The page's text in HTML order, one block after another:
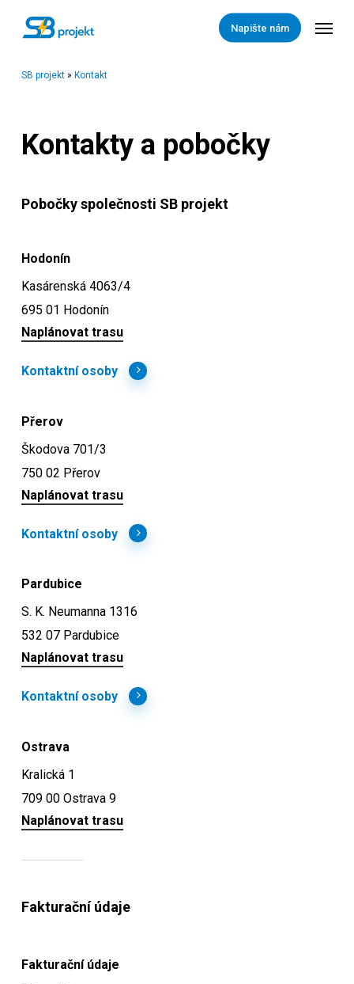
content
Napište nám
SB projekt » Kontakt
Kontakty a pobočky
Pobočky společnosti SB projekt
Hodonín
Kasárenská 4063/4
695 01 Hodonín
Naplánovat trasu
Kontaktní osoby
Přerov
Škodova 701/3
750 02 Přerov
Naplánovat trasu
Kontaktní osoby
Pardubice
S. K. Neumanna 1316
532 07 Pardubice
Naplánovat trasu
Kontaktní osoby
Ostrava
Kralická 1
709 00 Ostrava 9
Naplánovat trasu
Fakturační údaje
Fakturační údaje